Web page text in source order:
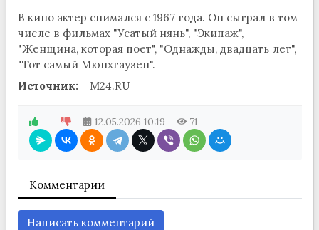
В кино актер снимался с 1967 года. Он сыграл в том
числе в фильмах "Усатый нянь", "Экипаж",
"Женщина, которая поет", "Однажды, двадцать лет",
"Тот самый Мюнхгаузен".
Источник:
M24.RU
— 12.05.2026 10:19 71
Комментарии
Написать комментарий